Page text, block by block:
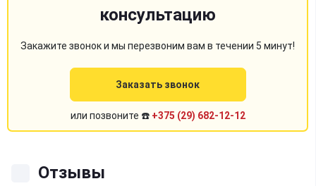
консультацию
Закажите звонок и мы перезвоним вам в течении 5 минут!
Заказать звонок
или позвоните ☎️ +375 (29) 682-12-12
Отзывы